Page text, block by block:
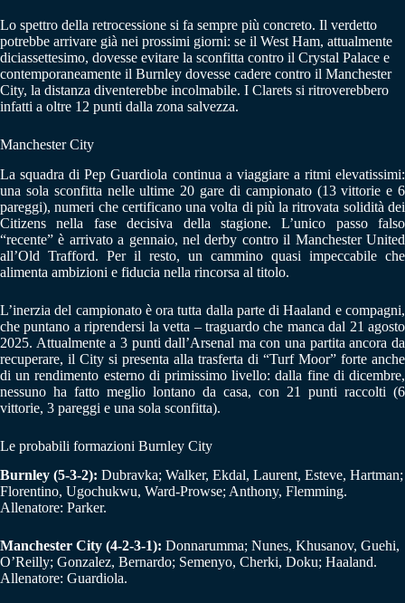
Lo spettro della retrocessione si fa sempre più concreto. Il verdetto
potrebbe arrivare già nei prossimi giorni: se il West Ham, attualmente
diciassettesimo, dovesse evitare la sconfitta contro il Crystal Palace e
contemporaneamente il Burnley dovesse cadere contro il Manchester
City, la distanza diventerebbe incolmabile. I Clarets si ritroverebbero
infatti a oltre 12 punti dalla zona salvezza.
Manchester City
La squadra di Pep Guardiola continua a viaggiare a ritmi elevatissimi:
una sola sconfitta nelle ultime 20 gare di campionato (13 vittorie e 6
pareggi), numeri che certificano una volta di più la ritrovata solidità dei
Citizens nella fase decisiva della stagione. L’unico passo falso
“recente” è arrivato a gennaio, nel derby contro il Manchester United
all’Old Trafford. Per il resto, un cammino quasi impeccabile che
alimenta ambizioni e fiducia nella rincorsa al titolo.
L’inerzia del campionato è ora tutta dalla parte di Haaland e compagni,
che puntano a riprendersi la vetta – traguardo che manca dal 21 agosto
2025. Attualmente a 3 punti dall’Arsenal ma con una partita ancora da
recuperare, il City si presenta alla trasferta di “Turf Moor” forte anche
di un rendimento esterno di primissimo livello: dalla fine di dicembre,
nessuno ha fatto meglio lontano da casa, con 21 punti raccolti (6
vittorie, 3 pareggi e una sola sconfitta).
Le probabili formazioni Burnley City
Burnley (5-3-2): Dubravka; Walker, Ekdal, Laurent, Esteve, Hartman;
Florentino, Ugochukwu, Ward-Prowse; Anthony, Flemming.
Allenatore: Parker.
Manchester City (4-2-3-1): Donnarumma; Nunes, Khusanov, Guehi,
O’Reilly; Gonzalez, Bernardo; Semenyo, Cherki, Doku; Haaland.
Allenatore: Guardiola.